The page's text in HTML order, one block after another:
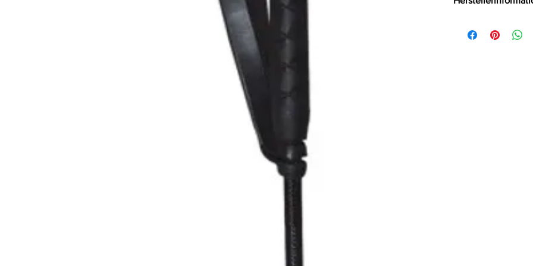
65 cm lang
DE-24933